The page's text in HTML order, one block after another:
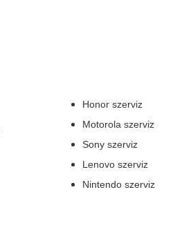
Honor szerviz
Motorola szerviz
Sony szerviz
Lenovo szerviz
Nintendo szerviz